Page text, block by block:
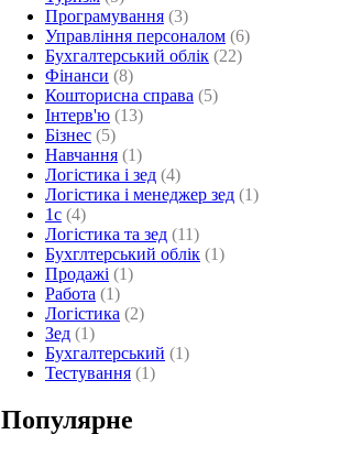
Програмування (3)
Управління персоналом (6)
Бухгалтерський облік (22)
Фінанси (8)
Кошторисна справа (5)
Інтерв'ю (13)
Бізнес (5)
Навчання (1)
Логістика і зед (4)
Логістика і менеджер зед (1)
1с (4)
Логістика та зед (11)
Бухглтерський облік (1)
Продажі (1)
Работа (1)
Логістика (2)
Зед (1)
Бухгалтерський (1)
Тестування (1)
Популярне